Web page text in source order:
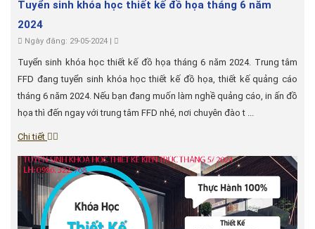
Tuyển sinh khóa học thiết kế đồ họa tháng 6 năm
2024
Ngày đăng: 29-05-2024 |
Tuyển sinh khóa học thiết kế đồ họa tháng 6 năm 2024. Trung tâm
FFD đang tuyển sinh khóa học thiết kế đồ họa, thiết kế quảng cáo
tháng 6 năm 2024. Nếu bạn đang muốn làm nghề quảng cáo, in ấn đồ
họa thì đến ngay với trung tâm FFD nhé, nơi chuyên đào t ...
Chi tiết